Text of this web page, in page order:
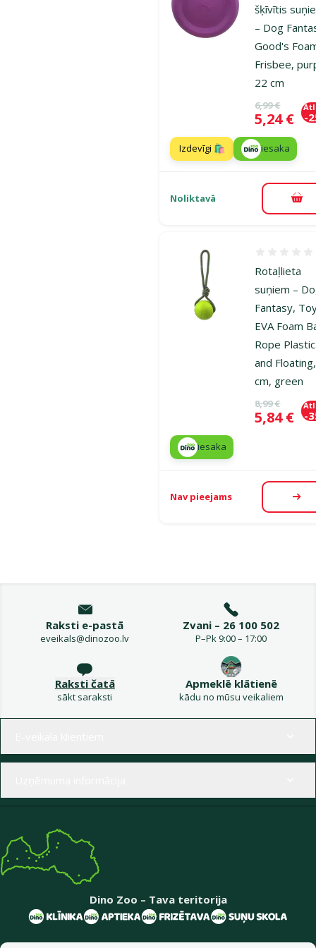
šķīvītis
– Dog
Good's
Frisbee,
22 cm
Oriģinālā
6,99 €
Cena
5,24 € -
Izdevīgi 🛍️ iesaka
Noliktavā
Rotaļlieta
suņiem –
Fantasy,
EVA Foam
Rope Plastic
and
cm, green
Oriģinālā
8,99 €
Cena
5,84 € -
iesaka
Nav pieejams
Raksti e-pastā
eveikals@dinozoo.lv
Zvani – 26 100 502
P–Pk 9:00 – 17:00
Raksti čatā
sākt saraksti
Apmeklē klātienē
kādu no mūsu veikaliem
Dino Zoo – Tava teritorija